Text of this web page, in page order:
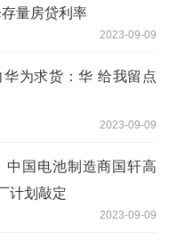
量房贷利率
2023-09-09
为求货：华 给我留点
2023-09-09
中国电池制造商国轩高
计划敲定
2023-09-09